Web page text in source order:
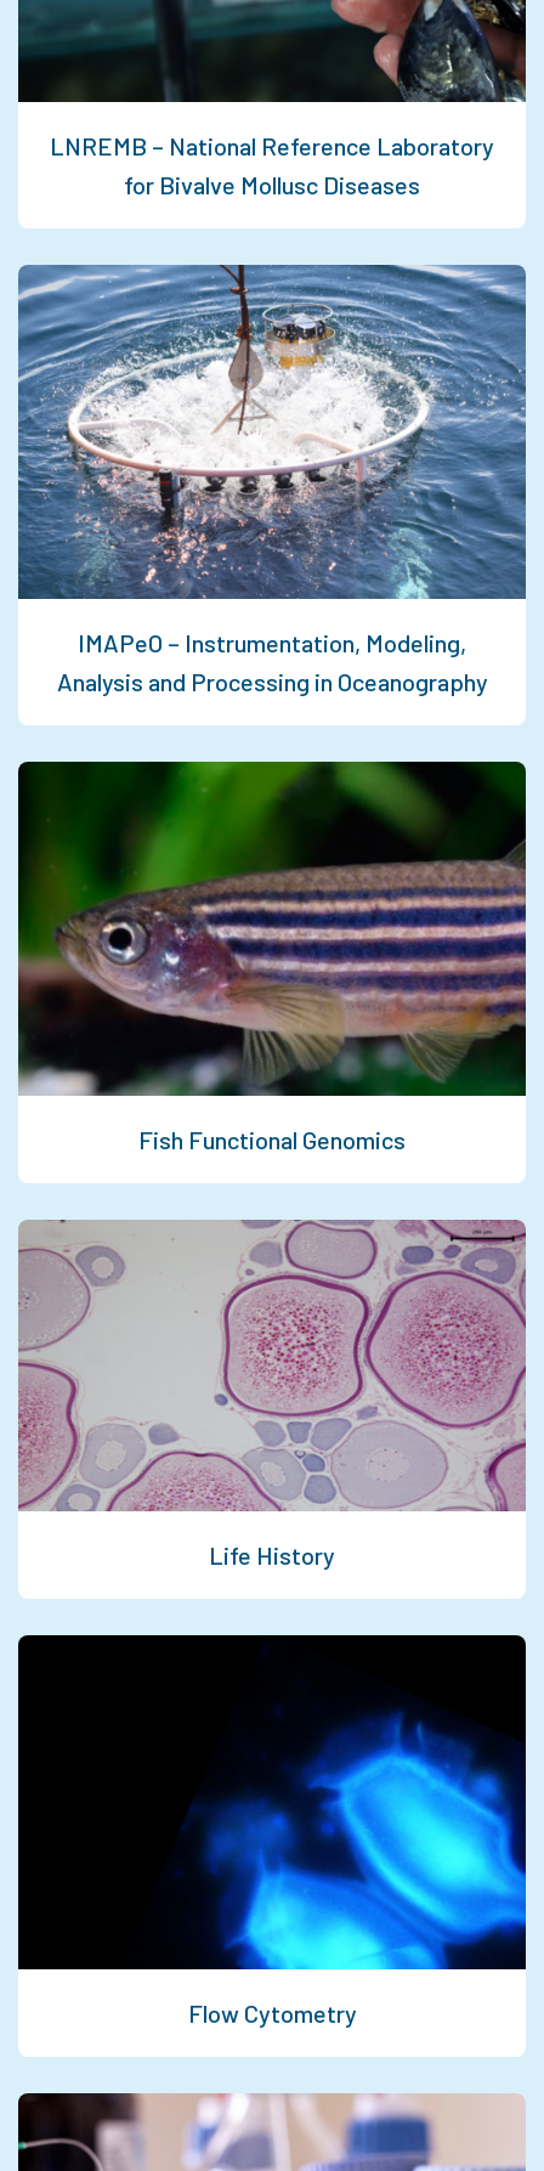
LNREMB – National Reference Laboratory
for Bivalve Mollusc Diseases
IMAPeO – Instrumentation, Modeling,
Analysis and Processing in Oceanography
Fish Functional Genomics
Life History
Flow Cytometry